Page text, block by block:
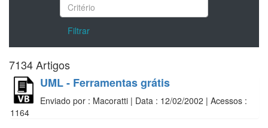
Filtrar
7134 Artigos
UML - Ferramentas grátis
Enviado por : Macoratti | Data : 12/02/2002 | Acessos :
1164